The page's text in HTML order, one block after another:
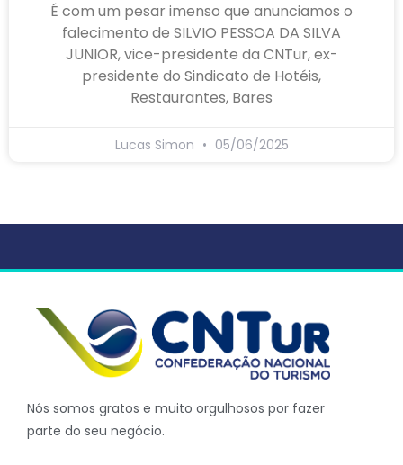
É com um pesar imenso que anunciamos o
falecimento de SILVIO PESSOA DA SILVA
JUNIOR, vice-presidente da CNTur, ex-
presidente do Sindicato de Hotéis,
Restaurantes, Bares
Lucas Simon 05/06/2025
Nós somos gratos e muito orgulhosos por fazer
parte do seu negócio.